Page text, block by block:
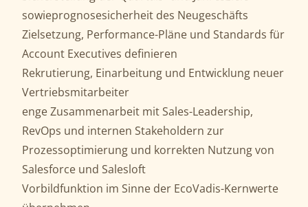
sowieprognosesicherheit des Neugeschäfts
Zielsetzung, Performance-Pläne und Standards für
Account Executives definieren
Rekrutierung, Einarbeitung und Entwicklung neuer
Vertriebsmitarbeiter
enge Zusammenarbeit mit Sales-Leadership,
RevOps und internen Stakeholdern zur
Prozessoptimierung und korrekten Nutzung von
Salesforce und Salesloft
Vorbildfunktion im Sinne der EcoVadis-Kernwerte